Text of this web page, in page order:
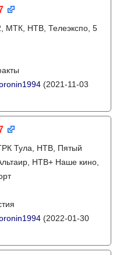
МТК, НТВ, Телеэкспо, 5
(2021-11-03
Тула, НТВ, Пятый
НТВ+ Наше кино,
(2022-01-30